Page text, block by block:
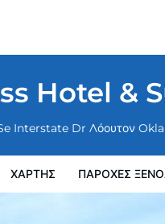
Hotel &
Interstate Dr Λόουτον
ΧΆΡΤΗΣ ΠΑΡΟΧΕΣ
Sill by IHG